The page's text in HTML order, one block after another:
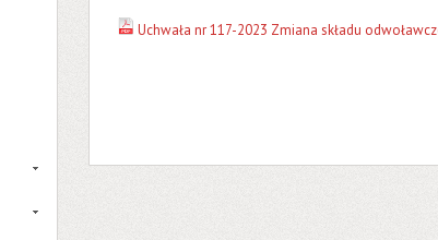
Uchwała nr 117-2023 Zmiana składu